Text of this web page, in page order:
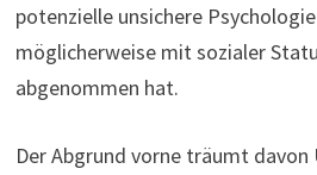
potenzielle unsichere
möglicherweise mit sozialer
abgenommen hat.
Der Abgrund vorne träumt davon